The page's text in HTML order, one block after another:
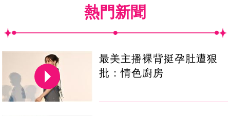
熱門新聞
最美主播裸背挺孕肚遭狠
批：情色廚房